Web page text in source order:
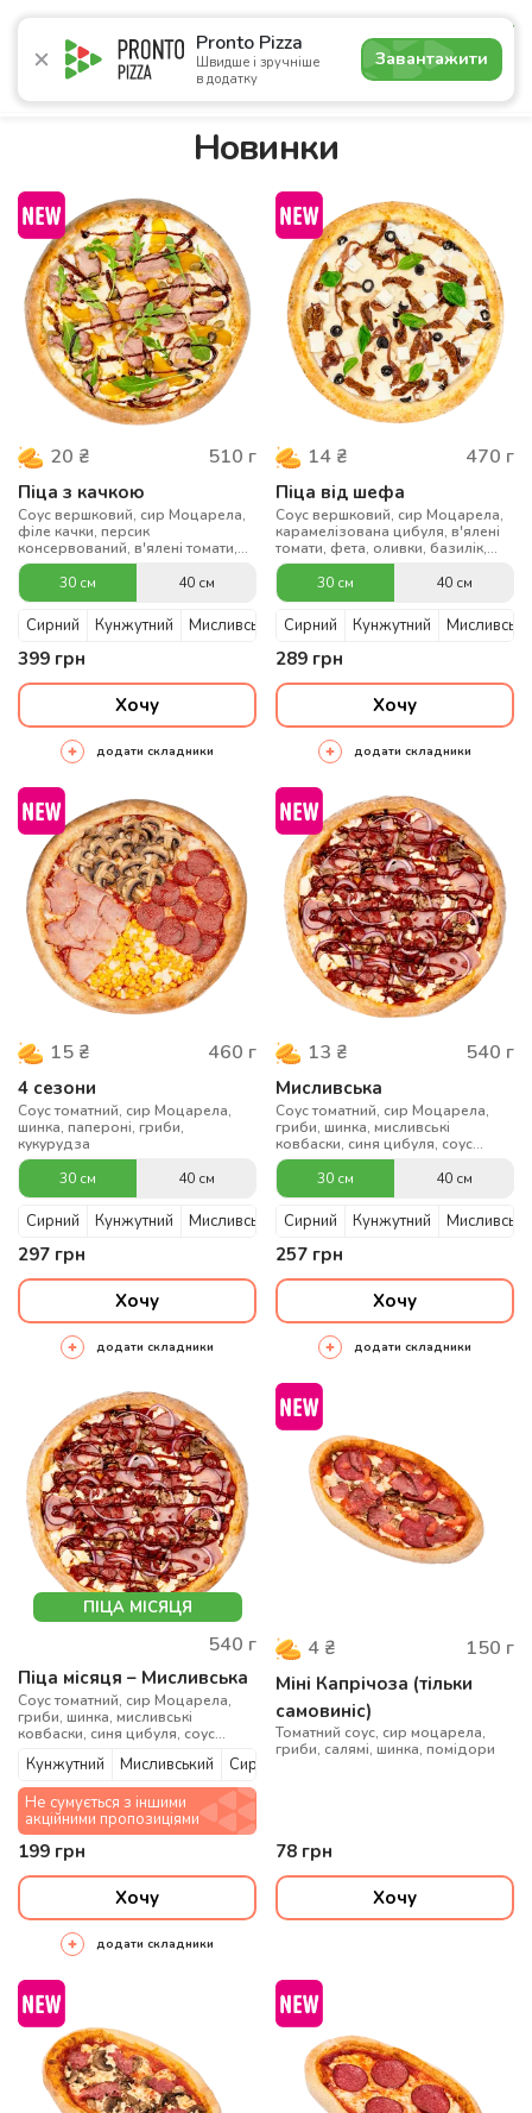
Pronto Pizza
Швидше і зручніше
в додатку
Завантажити
5.0
Акції Піца Суші Сети Бургери Комбо
Новинки
20 ₴ 510 г
Піца з качкою
Соус вершковий, сир Моцарела,
філе качки, персик
консервований, в'ялені томати,
рукола, насіння гарбуза, медово-
гірчичний та бальзамічний соус
30 см 40 см
Сирний Кунжутний Мисливський
399 грн
Хочу
додати складники
14 ₴ 470 г
Піца від шефа
Соус вершковий, сир Моцарела,
карамелізована цибуля, в'ялені
томати, фета, оливки, базилік,
олія з тим'яном
30 см
40 см
Сирний Кунжутний
289 грн
Хочу
додати складники
15 ₴ 460 г
4 сезони
Соус томатний, сир Моцарела,
шинка, папероні, гриби,
кукурудза
30 см
40 см
Сирний Кунжутний Мисливський
297 грн
Хочу
додати складники
13 ₴ 540 г
Мисливська
Соус томатний, сир Моцарела,
гриби, шинка, мисливські
ковбаски, синя цибуля, соус
Барбекю
30 см
40 см
Сирний Кунжутний
257 грн
Хочу
додати складники
ПІЦА МІСЯЦЯ
540 г
Піца місяця – Мисливська
Соус томатний, сир Моцарела,
гриби, шинка, мисливські
ковбаски, синя цибуля, соус
Кунжутний Мисливський
Сирний
Не сумується з іншими
акційними пропозиціями
199 грн
Хочу
додати складники
4 ₴ 150 г
Міні Капрічоза (тільки
самовиніс)
Томатний соус, сир моцарела,
гриби, салямі, шинка, помідори
78 грн
Хочу